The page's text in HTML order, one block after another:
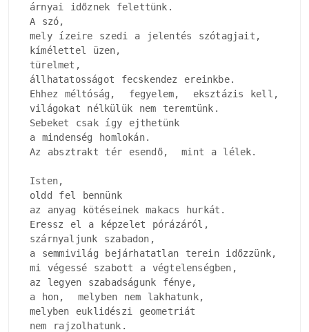
árnyai időznek felettünk.
A szó,
mely ízeire szedi a jelentés szótagjait,
kímélettel üzen,
türelmet,
állhatatosságot fecskendez ereinkbe.
Ehhez méltóság,  fegyelem,  eksztázis kell,
világokat nélkülük nem teremtünk.
Sebeket csak így ejthetünk
a mindenség homlokán.
Az absztrakt tér esendő,  mint a lélek.
Isten,
oldd fel bennünk
az anyag kötéseinek makacs hurkát.
Eressz el a képzelet pórázáról,
szárnyaljunk szabadon,
a semmivilág bejárhatatlan terein időzzünk,
mi végessé szabott a végtelenségben,
az legyen szabadságunk fénye,
a hon,  melyben nem lakhatunk,
melyben euklidészi geometriát
nem rajzolhatunk.